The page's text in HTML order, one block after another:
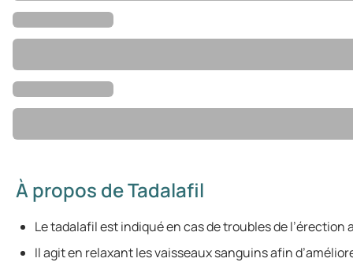
À propos de Tadalafil
Le tadalafil est indiqué en cas de troubles de
Il agit en relaxant les vaisseaux sanguins afin